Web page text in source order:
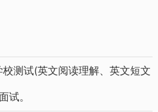
校测试(英文阅读理解、英文短文
试。